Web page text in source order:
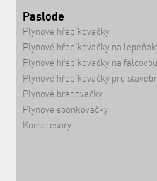
Paslode
Plynové hřebíkovačky
Plynové hřebíkovačky na
Plynové hřebíkovačky na
Plynové hřebíkovačky pro
Plynové bradovačky
Plynové sponkovačky
Kompresory